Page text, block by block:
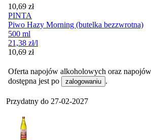
Cena
10,69 zł
PINTA
Piwo Hazy Morning (butelka bezzwrotna)
500 ml
21,38 zł/l
Cena
10,69 zł
Oferta napojów alkoholowych oraz
dostępna jest po
zalogowaniu .
Przydatny do 27-02-2027